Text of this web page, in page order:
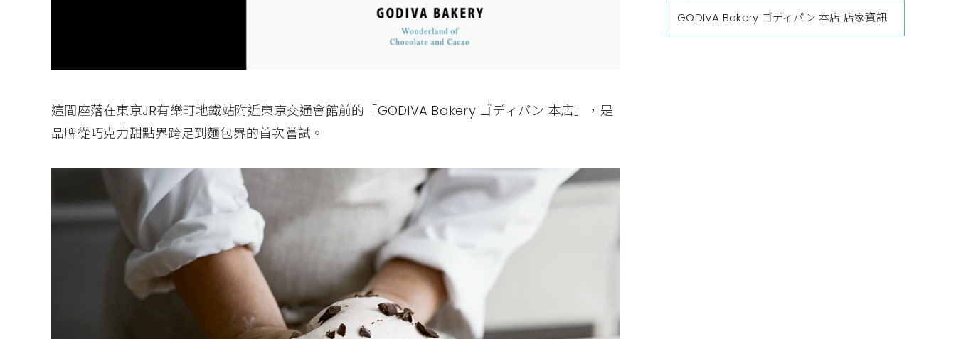
這間座落在東京JR有樂町地鐵站附近東京交通會館前的「GODIVA Bakery ゴディパン 本店」，是
品牌從巧克力甜點界跨足到麵包界的首次嘗試。
GODIVA Bakery ゴディパン 本店 店家資訊